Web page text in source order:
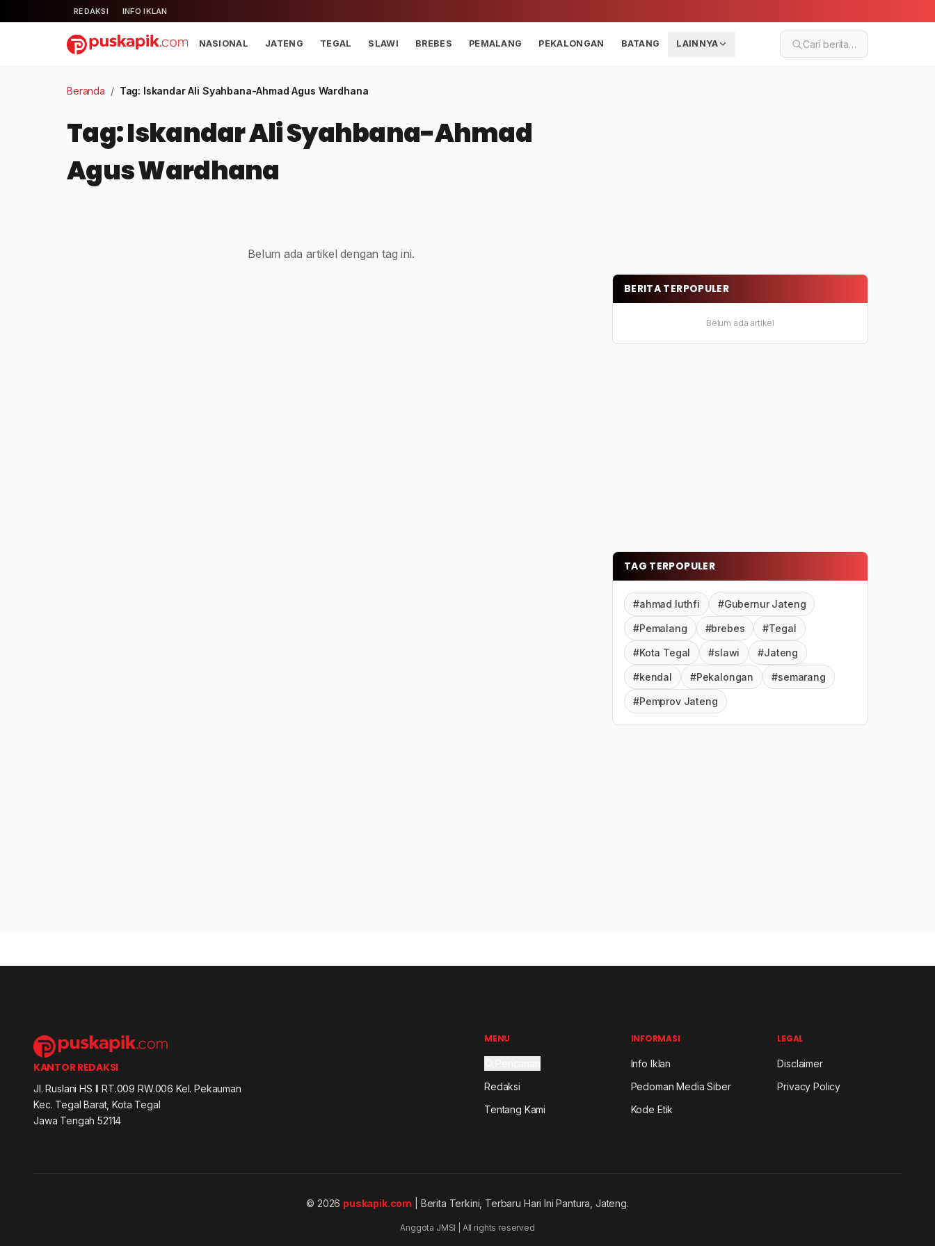
REDAKSI INFO IKLAN
NASIONAL JATENG TEGAL SLAWI BREBES PEMALANG PEKALONGAN BATANG LAINNYA Cari berita…
Beranda / Tag: Iskandar Ali Syahbana-Ahmad Agus Wardhana
Tag: Iskandar Ali Syahbana-Ahmad
Agus Wardhana
Belum ada artikel dengan tag ini.
BERITA TERPOPULER
Belum ada artikel
TAG TERPOPULER
#ahmad luthfi #Gubernur Jateng
#Pemalang #brebes #Tegal
#Kota Tegal #slawi #Jateng
#kendal #Pekalongan #semarang
#Pemprov Jateng
KANTOR REDAKSI
Jl. Ruslani HS II RT.009 RW.006 Kel. Pekauman
Kec. Tegal Barat, Kota Tegal
Jawa Tengah 52114
MENU
Redaksi
Tentang Kami
INFORMASI
Info Iklan
Pedoman Media Siber
Kode Etik
LEGAL
Disclaimer
Privacy Policy
© 2026 puskapik.com | Berita Terkini, Terbaru Hari Ini Pantura, Jateng.
Anggota JMSI | All rights reserved